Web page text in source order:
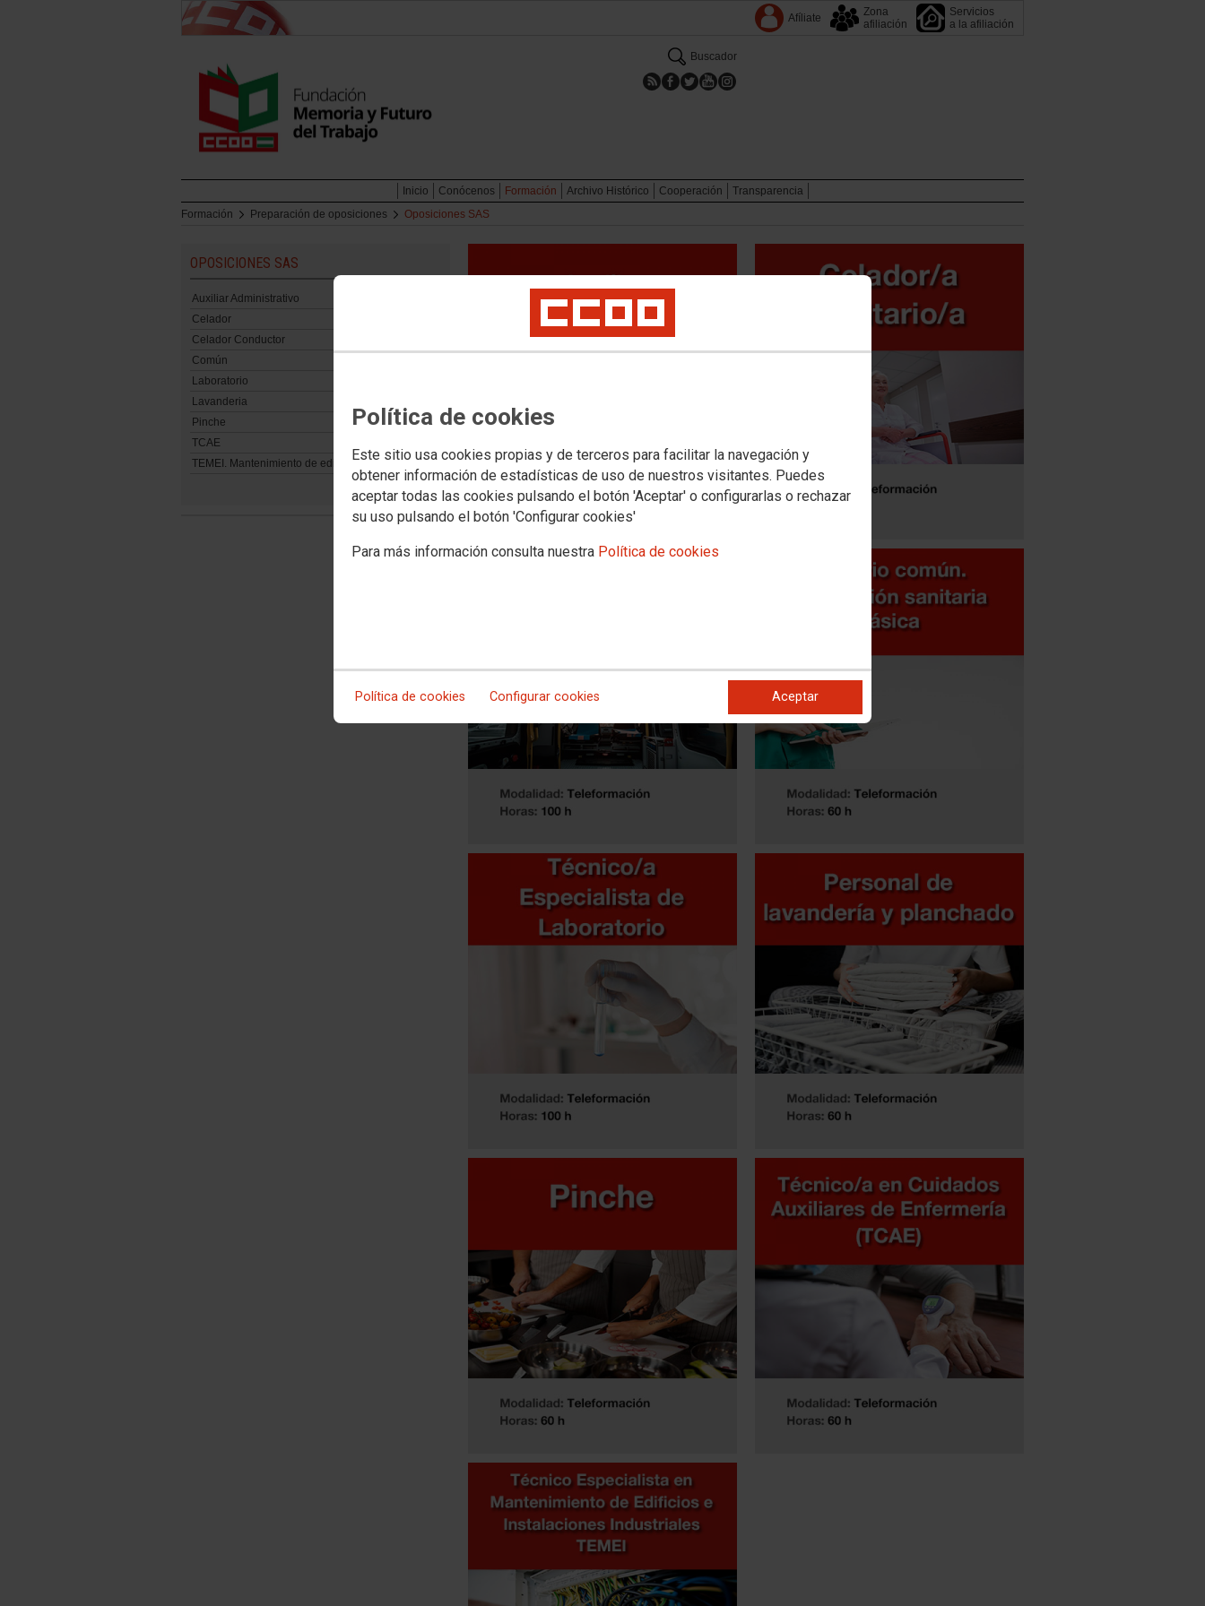
Política de cookies
Este sitio usa cookies propias y de terceros para facilitar la navegación y
obtener información de estadísticas de uso de nuestros visitantes. Puedes
aceptar todas las cookies pulsando el botón 'Aceptar' o configurarlas o rechazar
su uso pulsando el botón 'Configurar cookies'
Para más información consulta nuestra Política de cookies
Política de cookies Configurar cookies Aceptar
Afíliate
Zona
afiliación
Servicios
a la afiliación
Buscador
Inicio Conócenos Formación Archivo Histórico Cooperación
Transparencia
Formación
Preparación de oposiciones Oposiciones SAS
OPOSICIONES SAS
Auxiliar Administrativo
Celador
Celador Conductor
Común
Laboratorio
Lavanderia
Pinche
TCAE
TEMEI. Mantenimiento de edificios